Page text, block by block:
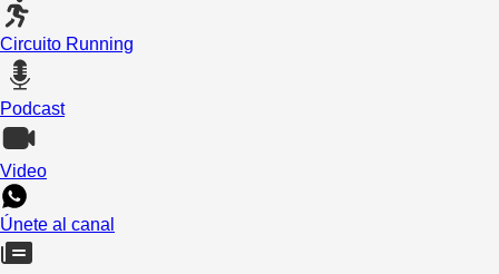
Circuito Running
Podcast
Video
Únete al canal